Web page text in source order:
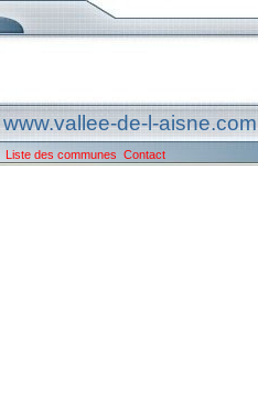
www.vallee-de-l-aisne.com
Liste des communes Contact